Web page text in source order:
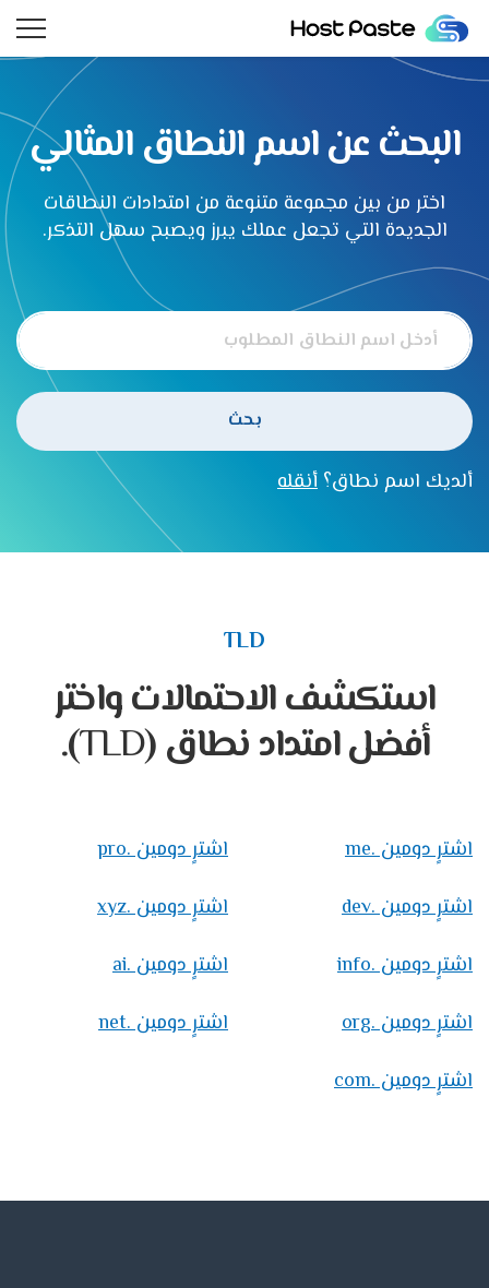
المتجر
تسجيل الدخول
البحث عن اسم النطاق المثالي
اختر من بين مجموعة متنوعة من امتدادات النطاقات
الجديدة التي تجعل عملك يبرز ويصبح سهل التذكر.
بحث
ألديك اسم نطاق؟ أنقله
TLD
استكشف الاحتمالات واختر
أفضل امتداد نطاق (TLD
).
اشترٍ دومين .me
اشترٍ دومين .pro
اشترٍ دومين .dev
اشترٍ دومين .xyz
اشترٍ دومين .info
اشترٍ دومين .ai
اشترٍ دومين .org
اشترٍ دومين .net
اشترٍ دومين .com